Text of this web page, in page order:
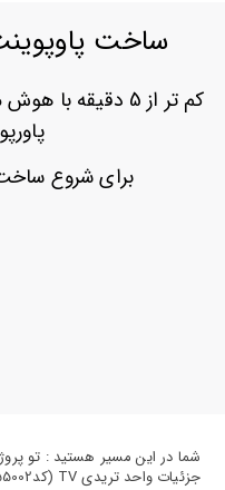
حساب
ثبت
بازیابی
ساخت
کم تر از 5 دقیقه با هوش مصنوعی
برای شروع
شما در این مسیر هستید : تو
جزئیات واحد تریدی TV (کد55002)